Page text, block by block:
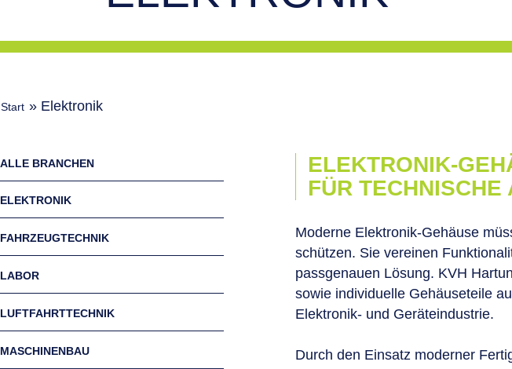
Start » Elektronik
ALLE BRANCHEN
ELEKTRONIK
FAHRZEUGTECHNIK
LABOR
LUFTFAHRTTECHNIK
MASCHINENBAU
ELEKTRONIK-
FÜR TECHNISCHE
Moderne Elektronik-Gehäuse
schützen. Sie vereinen
passgenauen Lösung. KVH
sowie individuelle Gehäuseteile
Elektronik- und Geräteindustrie.
Durch den Einsatz moderner